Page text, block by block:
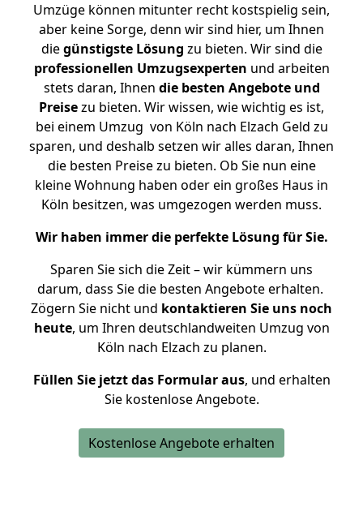
Umzüge können mitunter recht kostspielig sein,
aber keine Sorge, denn wir sind hier, um Ihnen
diegünstigste Lösung zu bieten. Wir sind die
professionellen Umzugsexperten und arbeiten
stets daran, Ihnen die besten Angebote und
Preisezu bieten. Wir wissen, wie wichtig es ist,
bei einem Umzug von Köln nach Elzach Geld zu
sparen, und deshalb setzen wir alles daran, Ihnen
die besten Preise zu bieten. Ob Sie nun eine
kleine Wohnung haben oder ein großes Haus in
Köln besitzen, was umgezogen werden muss.
Wir haben immer die perfekte Lösung für Sie.
Sparen Sie sich die Zeit – wir kümmern uns
darum, dass Sie die besten Angebote erhalten.
Zögern Sie nicht und kontaktieren Sie uns noch
heute, um Ihren deutschlandweiten Umzug von
Köln nach Elzach zu planen.
Füllen Sie jetzt das Formular aus, und erhalten
Sie kostenlose Angebote.
Kostenlose Angebote erhalten